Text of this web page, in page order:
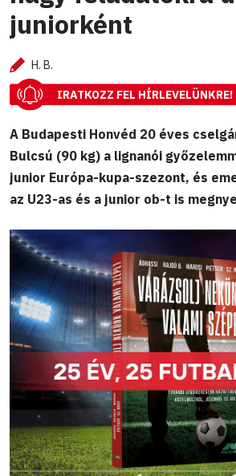
juniorként
H. B.
IRATKOZZ FEL HÍRLEVELÜNKRE!
A Budapesti Honvéd 20 éves
Bulcsú (90 kg) a lignanói
junior Európa-kupa-szezont, és
az U23-as és a junior ob-t is